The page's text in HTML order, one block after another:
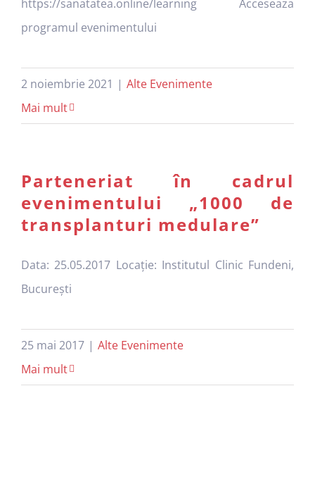
https://sanatatea.online/learning Acceseaza
programul evenimentului
2 noiembrie 2021 | Alte Evenimente
Mai mult
Parteneriat în cadrul
evenimentului „1000 de
transplanturi medulare”
Data: 25.05.2017 Locație: Institutul Clinic Fundeni,
București
25 mai 2017 | Alte Evenimente
Mai mult